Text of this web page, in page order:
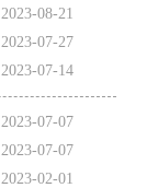
2023-08-21
2023-07-27
2023-07-14
2023-07-07
2023-07-07
2023-02-01